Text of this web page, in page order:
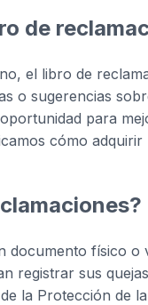
de
el libro de
o sugerencias
para
cómo
documento físico o
registrar sus
la Protección de